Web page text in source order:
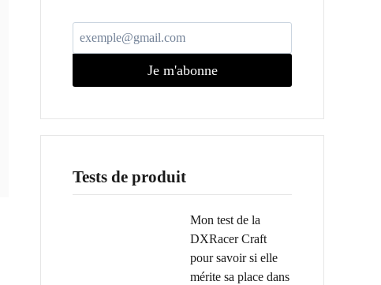
Je m'abonne
Tests de produit
Mon test de la
DXRacer Craft
pour savoir si elle
mérite sa place dans